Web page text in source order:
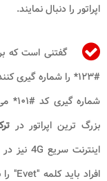
اپراتور را دنبال نمایند.
گفتنی است که
#۱۲۳* را شماره گیری
بزرگ ترین اپراتور در
اینترنت سریع 4G نیز در دسترس است. برای